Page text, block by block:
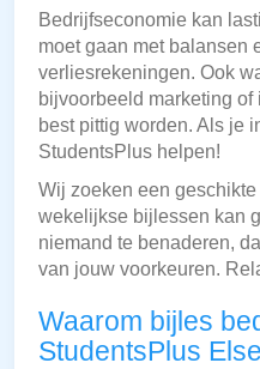
Bedrijfseconomie kan
moet gaan met balansen
verliesrekeningen. Ook
bijvoorbeeld marketing
best pittig worden. Als je
StudentsPlus helpen!
Wij zoeken een
wekelijkse bijlessen kan
niemand te benaderen,
van jouw voorkeuren.
Waarom bijles
StudentsPlus